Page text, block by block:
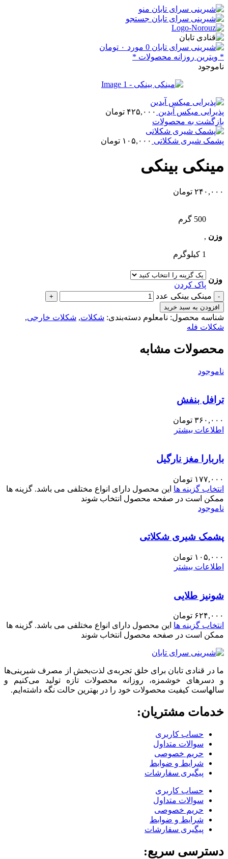
منو
جستجو
0 مورد ۰ تومان
* ویترین روزانه محصولات *
ناموجود
پذیرایی میکس آیدین ۴۲۵,۰۰۰ تومان
بازگشت به محصولات
پشمک شیری شکلاتی ۱۰۵,۰۰۰ تومان
مینکی بینکی
۲۴۰,۰۰۰ تومان
وزن
500 گرم
,
1 کیلوگرم
وزن
پاک کردن
مینکی بینکی عدد
افزودن به سبد خرید
شناسه محصول: نامعلوم دسته‌بندی: شکلات, شکلات خارجی,
شکلات فله
محصولات مشابه
ناموجود
ترافل بنفش
۳۶۰,۰۰۰ تومان
اطلاعات بیشتر
باربارا مغز نارگیل
۱۷۷,۰۰۰ تومان
انتخاب گزینه ها این محصول دارای انواع مختلفی می باشد. گزینه ها
ممکن است در صفحه محصول انتخاب شوند
ناموجود
پشمک شیری شکلاتی
۱۰۵,۰۰۰ تومان
اطلاعات بیشتر
شونیز طلایی
۶۲۴,۰۰۰ تومان
انتخاب گزینه ها این محصول دارای انواع مختلفی می باشد. گزینه ها
ممکن است در صفحه محصول انتخاب شوند
ما در قنادی تابان برای خلق تجربه‌ی لذت‌بخش از مصرف شیرینی‌ها
و دسرهای خوشمزه، روزانه محصولات تازه تولید می‌کنیم و
سالهاست کیفیت محصولات خود را در بهترین حالت نگه داشته‌ایم.
خدمات مشتریان:
حساب کاربری
سوالات متداول
حریم خصوصی
شرایط و ضوابط
پیگیری سفارشات
حساب کاربری
سوالات متداول
حریم خصوصی
شرایط و ضوابط
پیگیری سفارشات
دسترسی سریع: